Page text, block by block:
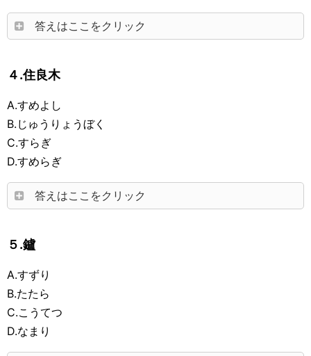
答えはここをクリック
４.住良木
A.すめよし
B.じゅうりょうぼく
C.すらぎ
D.すめらぎ
答えはここをクリック
５.鑪
A.すずり
B.たたら
C.こうてつ
D.なまり